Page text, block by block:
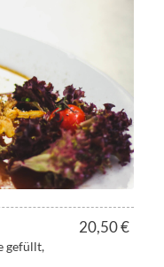
20,50 €
gefüllt,